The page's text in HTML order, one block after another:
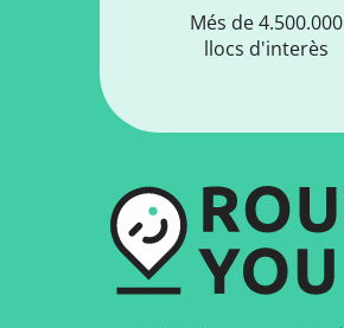
Més de 4.500.000
llocs d'interès